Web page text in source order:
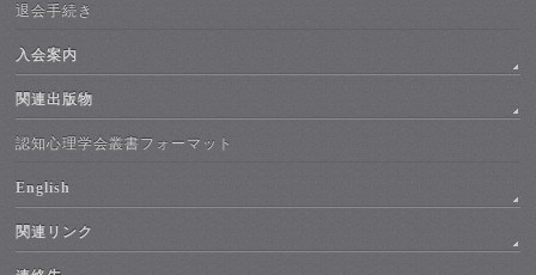
退会手続き
入会案内
関連出版物
認知心理学会叢書フォーマット
English
関連リンク